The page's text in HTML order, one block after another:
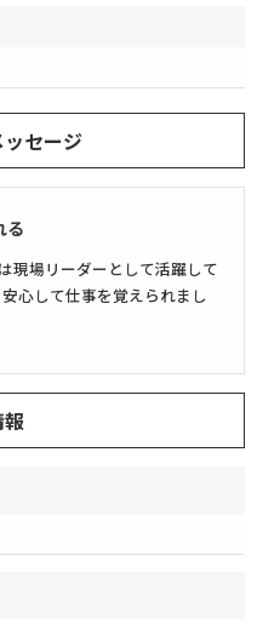
セージ
る
現場リーダーとして活躍して
心して仕事を覚えられまし
報